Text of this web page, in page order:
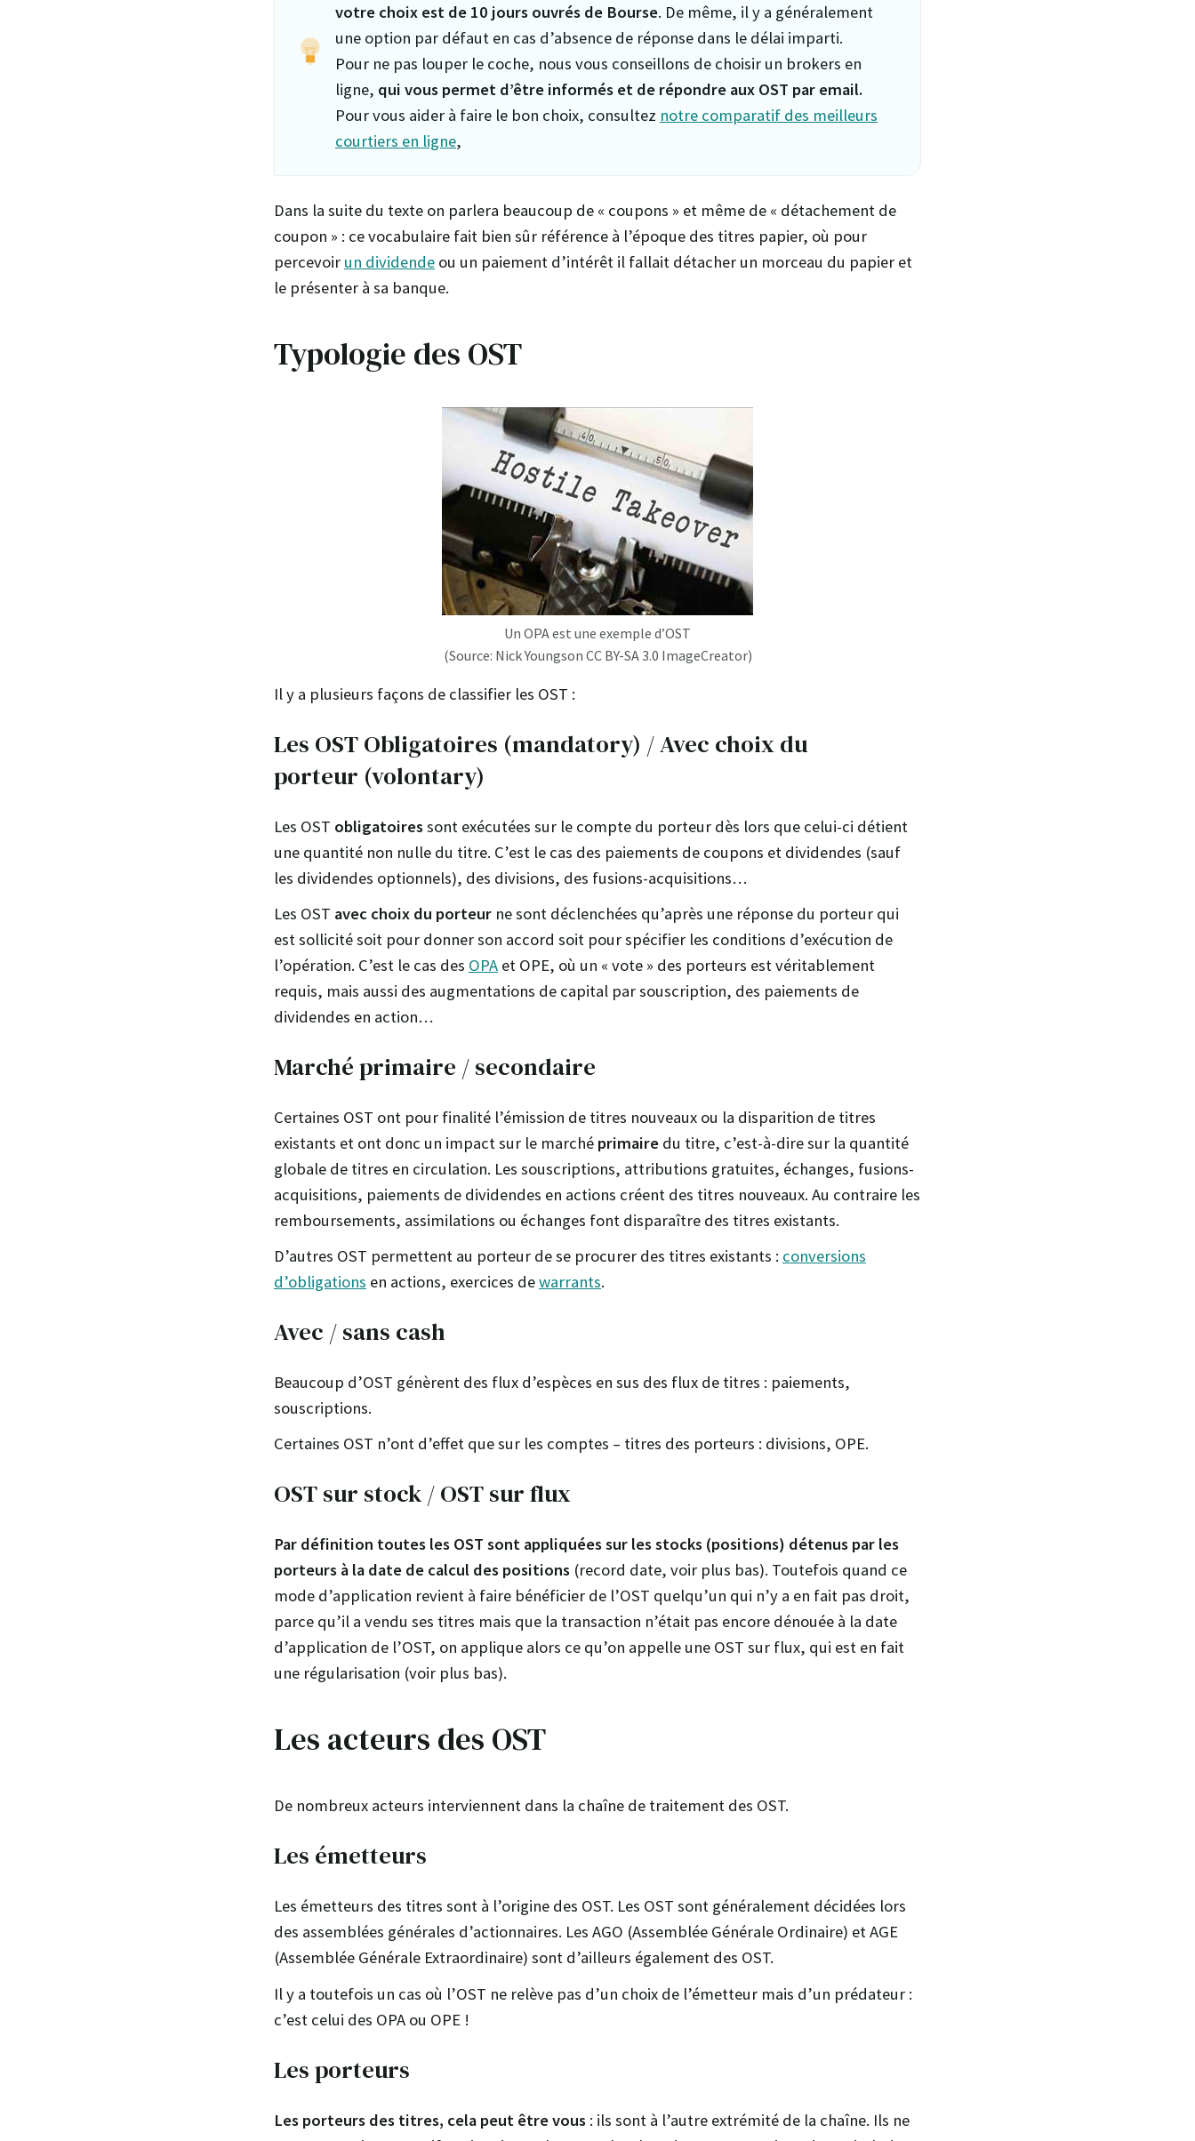
votre choix est de 10 jours ouvrés de Bourse. De même, il y a généralement
une option par défaut en cas d’absence de réponse dans le délai imparti.
Pour ne pas louper le coche, nous vous conseillons de choisir un brokers en
ligne, qui vous permet d’être informés et de répondre aux OST par email.
Pour vous aider à faire le bon choix, consultez notre comparatif des meilleurs
courtiers en ligne,
Dans la suite du texte on parlera beaucoup de « coupons » et même de « détachement de
coupon » : ce vocabulaire fait bien sûr référence à l’époque des titres papier, où pour
percevoir un dividende ou un paiement d’intérêt il fallait détacher un morceau du papier et
le présenter à sa banque.
Typologie des OST
Un OPA est une exemple d’OST
(Source: Nick Youngson CC BY-SA 3.0 ImageCreator)
Il y a plusieurs façons de classifier les OST :
Les OST Obligatoires (mandatory) / Avec choix du
porteur (volontary)
Les OST obligatoiressont exécutées sur le compte du porteur dès lors que celui-ci détient
une quantité non nulle du titre. C’est le cas des paiements de coupons et dividendes (sauf
les dividendes optionnels), des divisions, des fusions-acquisitions…
Les OST avec choix du porteur ne sont déclenchées qu’après une réponse du porteur qui
est sollicité soit pour donner son accord soit pour spécifier les conditions d’exécution de
l’opération. C’est le cas des OPA et OPE, où un « vote » des porteurs est véritablement
requis, mais aussi des augmentations de capital par souscription, des paiements de
dividendes en action…
Marché primaire / secondaire
Certaines OST ont pour finalité l’émission de titres nouveaux ou la disparition de titres
existants et ont donc un impact sur le marché primaire du titre, c’est-à-dire sur la quantité
globale de titres en circulation. Les souscriptions, attributions gratuites, échanges, fusions-
acquisitions, paiements de dividendes en actions créent des titres nouveaux. Au contraire les
remboursements, assimilations ou échanges font disparaître des titres existants.
D’autres OST permettent au porteur de se procurer des titres existants : conversions
d’obligations en actions, exercices dewarrants.
Avec / sans cash
Beaucoup d’OST génèrent des flux d’espèces en sus des flux de titres : paiements,
souscriptions.
Certaines OST n’ont d’effet que sur les comptes – titres des porteurs : divisions, OPE.
OST sur stock / OST sur flux
Par définition toutes les OST sont appliquées sur les stocks (positions) détenus par les
porteurs à la date de calcul des positions (record date, voir plus bas). Toutefois quand ce
mode d’application revient à faire bénéficier de l’OST quelqu’un qui n’y a en fait pas droit,
parce qu’il a vendu ses titres mais que la transaction n’était pas encore dénouée à la date
d’application de l’OST, on applique alors ce qu’on appelle une OST sur flux, qui est en fait
une régularisation (voir plus bas).
Les acteurs des OST
De nombreux acteurs interviennent dans la chaîne de traitement des OST.
Les émetteurs
Les émetteurs des titres sont à l’origine des OST. Les OST sont généralement décidées lors
des assemblées générales d’actionnaires. Les AGO (Assemblée Générale Ordinaire) et AGE
(Assemblée Générale Extraordinaire) sont d’ailleurs également des OST.
Il y a toutefois un cas où l’OST ne relève pas d’un choix de l’émetteur mais d’un prédateur :
c’est celui des OPA ou OPE !
Les porteurs
Les porteurs des titres, cela peut être vous : ils sont à l’autre extrémité de la chaîne. Ils ne